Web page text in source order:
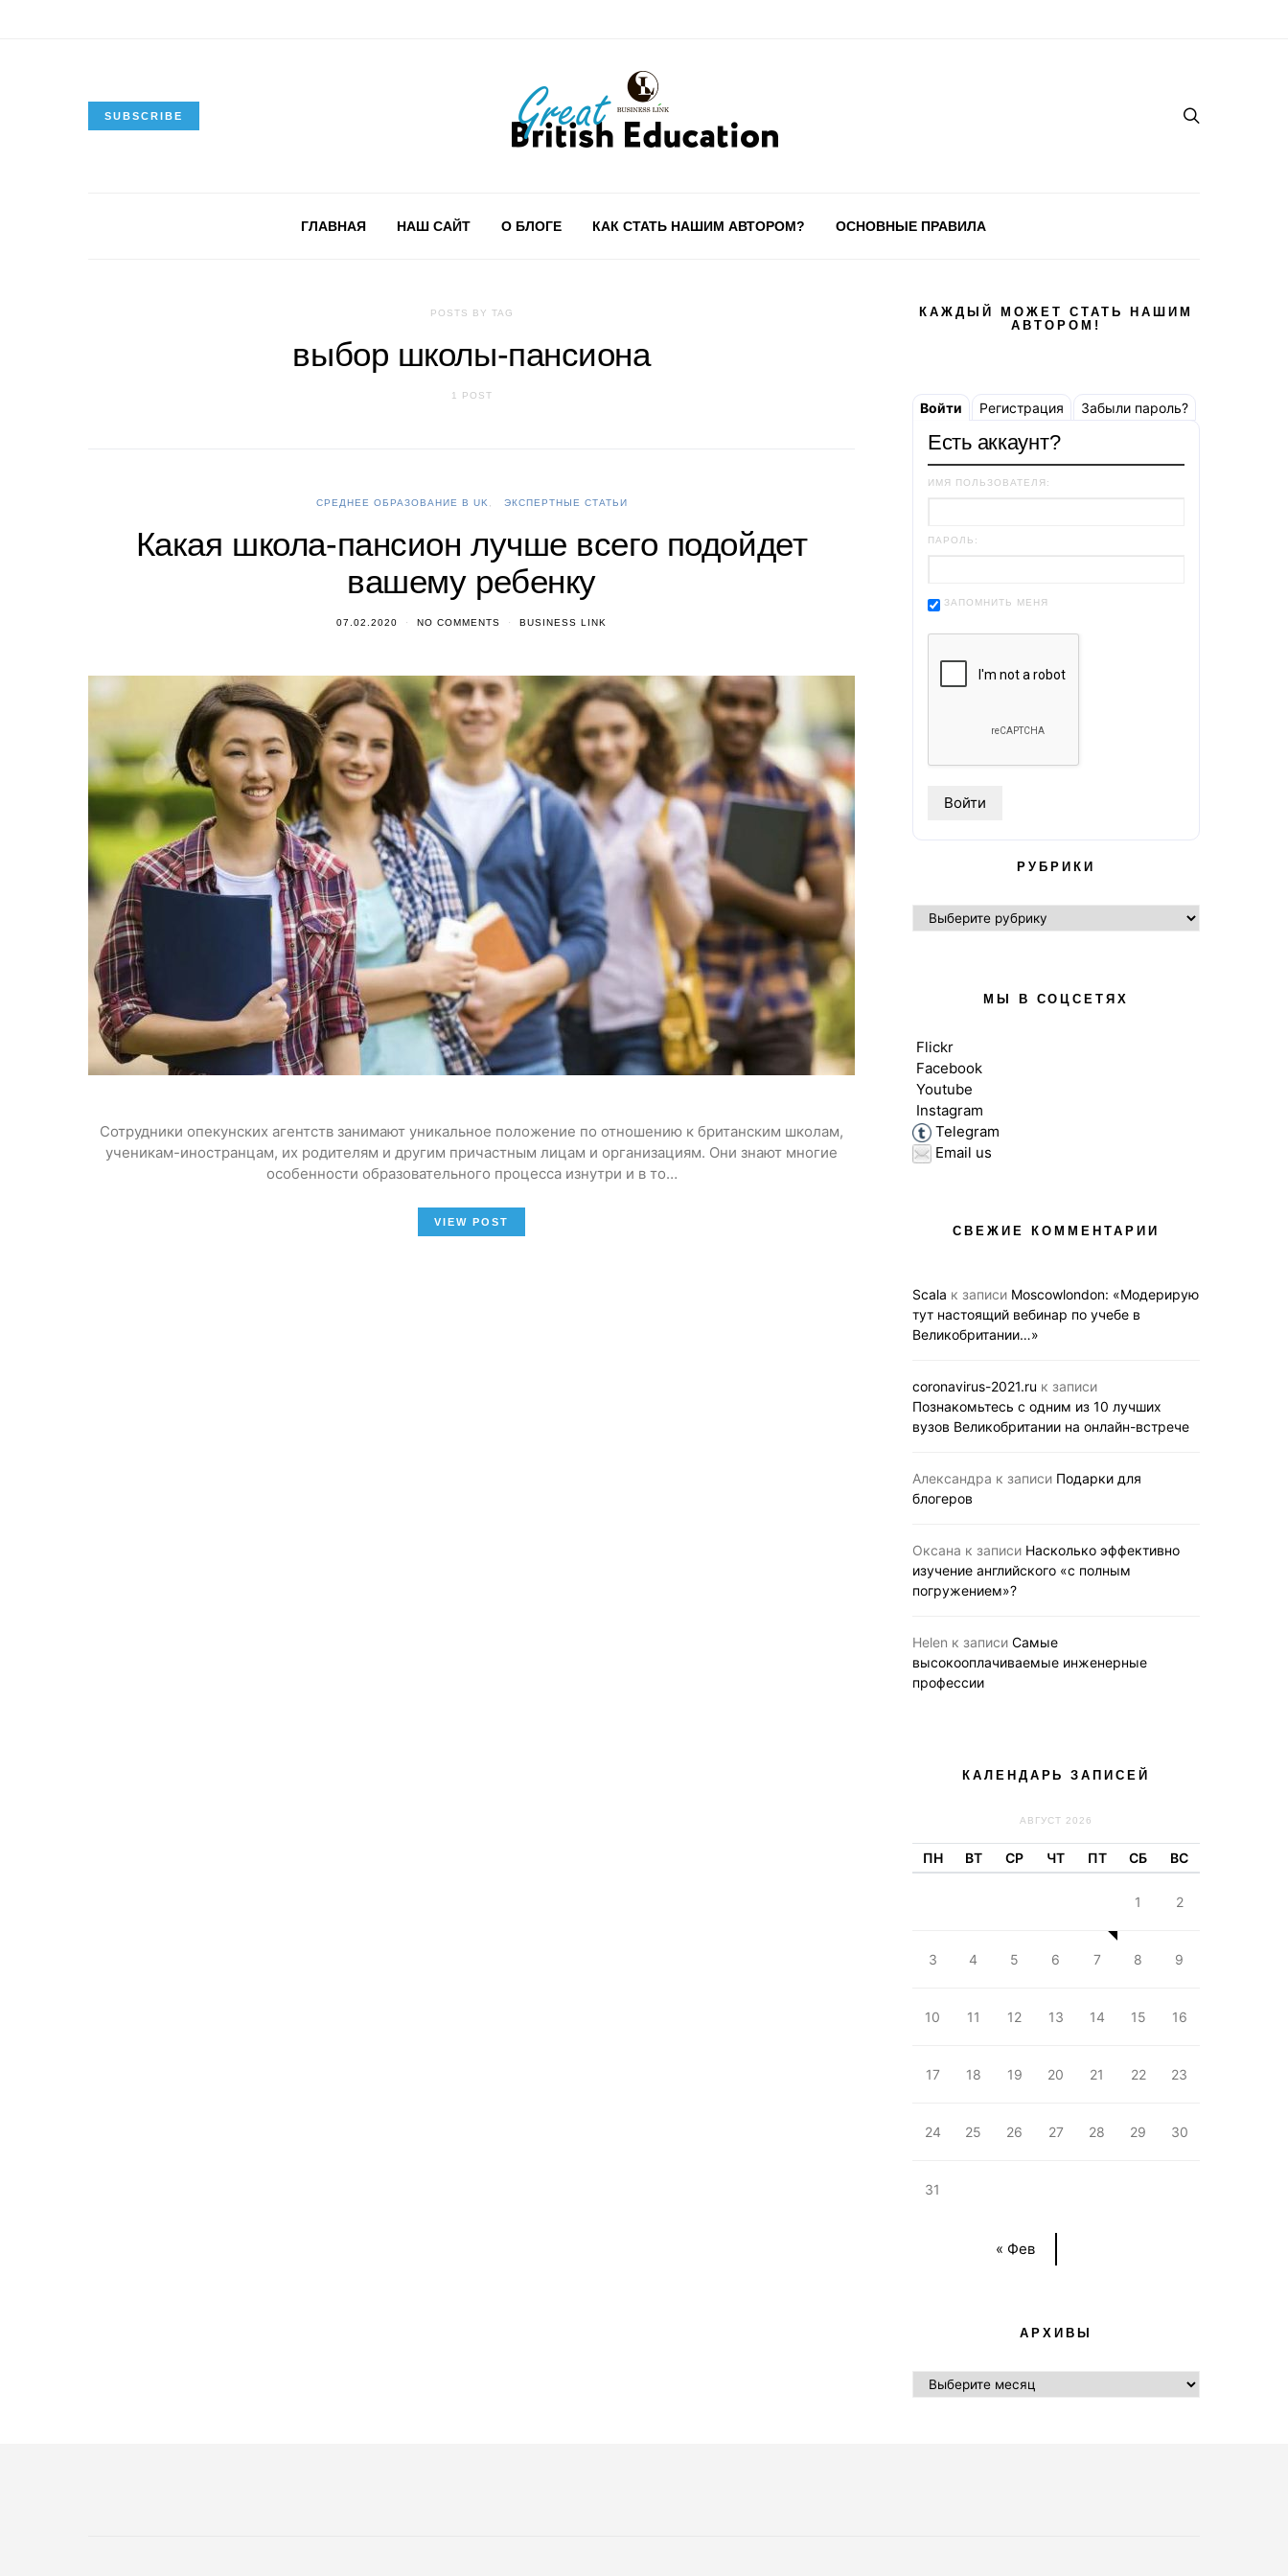
SUBSCRIBE
ГЛАВНАЯ НАШ САЙТ О БЛОГЕ КАК СТАТЬ НАШИМ АВТОРОМ? ОСНОВНЫЕ ПРАВИЛА
POSTS BY TAG
выбор школы-пансиона
1 POST
СРЕДНЕЕ ОБРАЗОВАНИЕ В UK ЭКСПЕРТНЫЕ СТАТЬИ
Какая школа-пансион лучше всего подойдет
вашему ребенку
07.02.2020 NO COMMENTS BUSINESS LINK
Сотрудники опекунских агентств занимают уникальное положение по отношению к британским школам,
ученикам-иностранцам, их родителям и другим причастным лицам и организациям. Они знают многие
особенности образовательного процесса изнутри и в то…
VIEW POST
КАЖДЫЙ МОЖЕТ СТАТЬ НАШИМ
АВТОРОМ!
Войти Регистрация Забыли пароль?
Есть аккаунт?
ИМЯ ПОЛЬЗОВАТЕЛЯ:
ПАРОЛЬ:
ЗАПОМНИТЬ МЕНЯ
РУБРИКИ
РУБРИКИ
МЫ В СОЦСЕТЯХ
Flickr
Facebook
Youtube
Instagram
Telegram
Email us
СВЕЖИЕ КОММЕНТАРИИ
Scala к записи Moscowlondon: «Модерирую
тут настоящий вебинар по учебе в
Великобритании…»
coronavirus-2021.ru к записи
Познакомьтесь с одним из 10 лучших
вузов Великобритании на онлайн-встрече
Александра к записи Подарки для
блогеров
Оксана к записи Насколько эффективно
изучение английского «с полным
погружением»?
Helen к записи Самые
высокооплачиваемые инженерные
профессии
КАЛЕНДАРЬ ЗАПИСЕЙ
АВГУСТ 2026
ПН ВТ СР ЧТ ПТ СБ ВС
« Фев
1 2
3 4 5 6 7 8 9
10 11 12 13 14 15 16
17 18 19 20 21 22 23
24 25 26 27 28 29 30
31
АРХИВЫ
АРХИВЫ